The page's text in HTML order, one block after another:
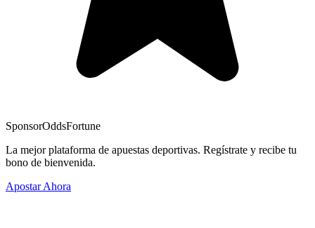
SponsorOddsFortune
La mejor plataforma de apuestas deportivas. Regístrate y recibe tu
bono de bienvenida.
Apostar Ahora